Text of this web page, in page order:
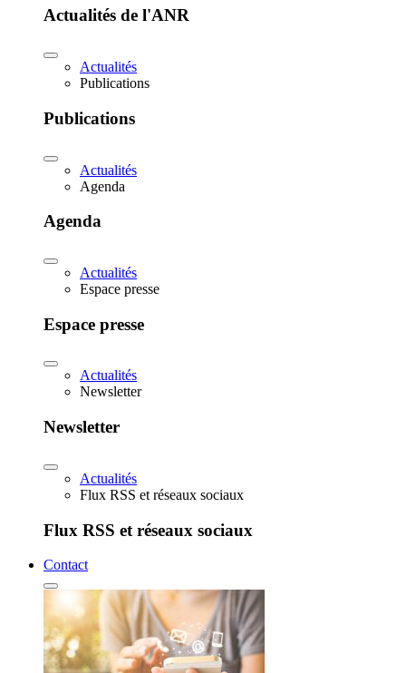
Actualités de l'ANR
Actualités
Publications
Publications
Actualités
Agenda
Agenda
Actualités
Espace presse
Espace presse
Actualités
Newsletter
Newsletter
Actualités
Flux RSS et réseaux sociaux
Flux RSS et réseaux sociaux
Contact